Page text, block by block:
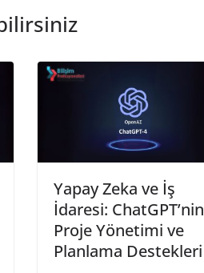
Yapay Zeka ve İş
İdaresi: ChatGPT’nin
Proje Yönetimi ve
Planlama Destekleri